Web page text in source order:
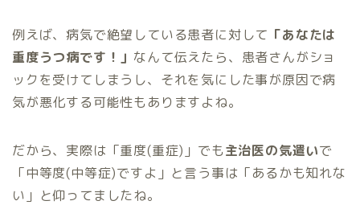
例えば、病気で絶望している患者に対して 「あなたは
重度うつ病です！」 なんて伝えたら、患者さんがショ
ックを受けてしまうし、それを気にした事が原因で病
気が悪化する可能性もありますよね。
だから、実際は「重度(重症)」でも主治医の気遣いで
「中等度(中等症)ですよ」と言う事は「あるかも知れな
い」と仰ってましたね。